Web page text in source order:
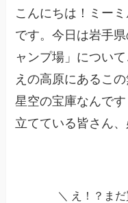
こんにちは！ミー
です。今日は岩手
ャンプ場」につい
えの高原にあるこ
星空の宝庫なんで
立てている皆さん、
＼ え！？ま